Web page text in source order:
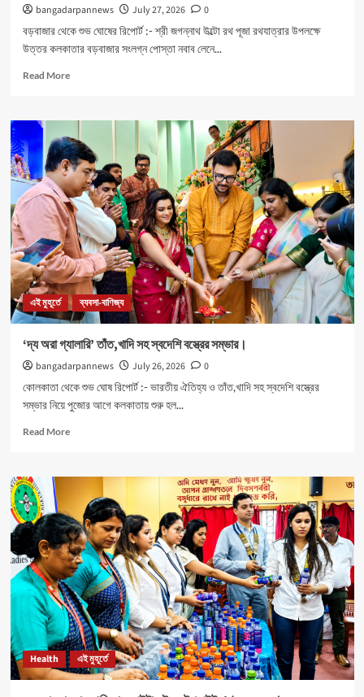
bangadarpannews July 27, 2026
0
বড়বাজার থেকে শুভ ঘোষের রিপোর্ট :- শ্রী জগন্নাথ উল্টো রথ পূজা রথযাত্রার উপলক্ষে
উত্তর কলকাতার বড়বাজার সংলগ্ন পোস্তা নবাব লেনে...
Read MoreRead
পোস্তা
শ্রী
শ্রী
জগন্নাথ
রথযাত্রা
মহোৎসব
উদযাপন
এই মুহূর্তে ব্যবসা-বাণিজ্য
‘দ্য অরা গ্যালারি’ তাঁত,খাদি সহ স্বদেশি বস্ত্রের সম্ভার।
bangadarpannews July 26, 2026
0
কোলকাতা থেকে শুভ ঘোষ রিপোর্ট :- ভারতীয় ঐতিহ্য ও তাঁত,খাদি সহ স্বদেশি বস্ত্রের
সম্ভার নিয়ে পুজোর আগে কলকাতায় শুরু হল...
Read MoreRead
‘দ্য
গ্যালারি’
তাঁত,খাদি
সহ
স্বদেশি
বস্ত্রের
সম্ভার।
Health এই মুহূর্তে